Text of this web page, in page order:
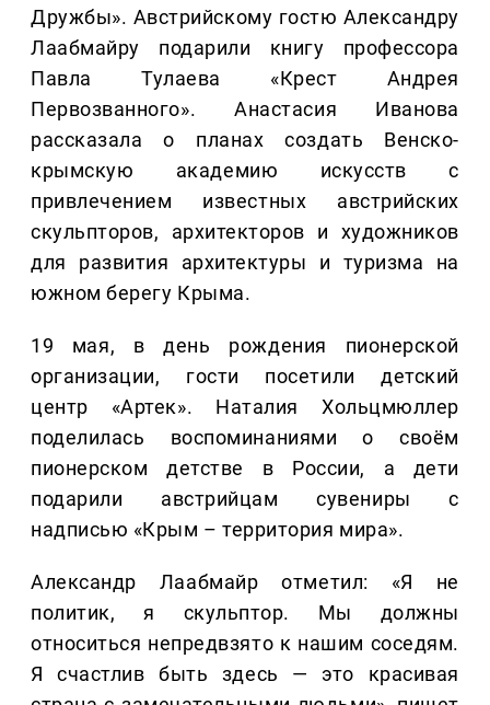
Дружбы». Австрийскому гостю Александру
Лаабмайру подарили книгу профессора
Павла Тулаева «Крест Андрея
Первозванного». Анастасия Иванова
рассказала о планах создать Венско-
крымскую академию искусств с
привлечением известных австрийских
скульпторов, архитекторов и художников
для развития архитектуры и туризма на
южном берегу Крыма.
19 мая, в день рождения пионерской
организации, гости посетили детский
центр «Артек». Наталия Хольцмюллер
поделилась воспоминаниями о своём
пионерском детстве в России, а дети
подарили австрийцам сувениры с
надписью «Крым – территория мира».
Александр Лаабмайр отметил: «Я не
политик, я скульптор. Мы должны
относиться непредвзято к нашим соседям.
Я счастлив быть здесь — это красивая